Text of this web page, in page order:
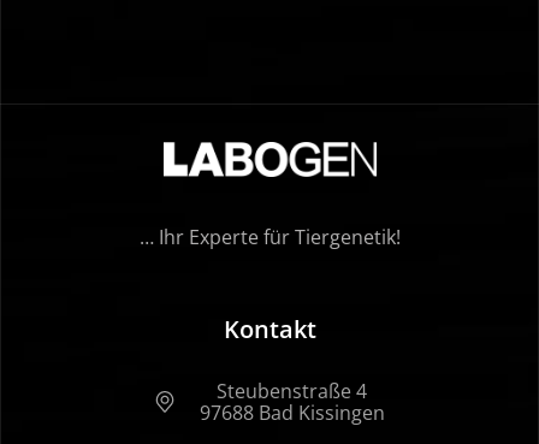
… Ihr Experte für Tiergenetik!
Kontakt
Steubenstraße 4
97688 Bad Kissingen